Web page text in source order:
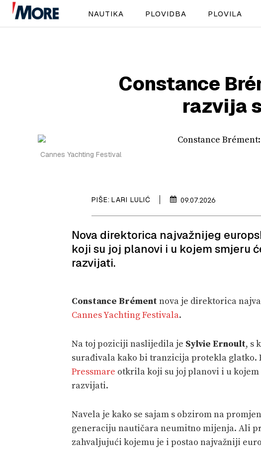
NAUTIKA PLOVIDBA PLOVILA
Constance
razvija
Cannes Yachting Festival
PIŠE: LARI LULIĆ 09.07.2026
Nova direktorica najvažnijeg
koji su joj planovi i u kojem smjeru
razvijati.
Constance Brémentnova je direktorica
Cannes Yachting Festivala.
Na toj poziciji naslijedila je Sylvie Ernoult, s
surađivala kako bi tranzicija protekla
Pressmare otkrila koji su joj planovi i u kojem
razvijati.
Navela je kako se sajam s obzirom na
generaciju nautičara neumitno mijenja. Ali
zahvaljujući kojemu je i postao najvažniji